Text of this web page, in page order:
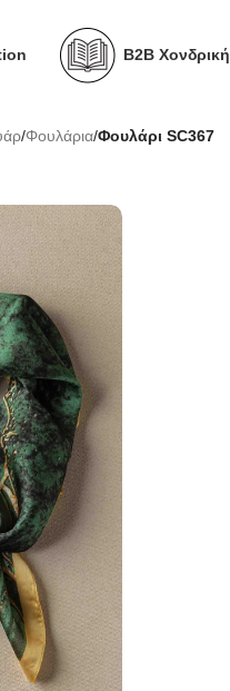
B2B Χονδρική
/Φουλάρια/Φουλάρι SC367